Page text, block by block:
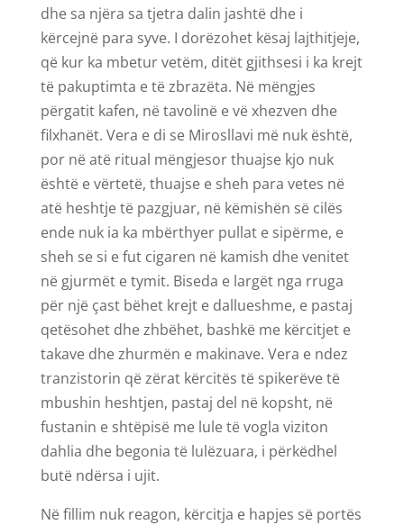
dhe sa njëra sa tjetra dalin jashtë dhe i
kërcejnë para syve. I dorëzohet kësaj lajthitjeje,
që kur ka mbetur vetëm, ditët gjithsesi i ka krejt
të pakuptimta e të zbrazëta. Në mëngjes
përgatit kafen, në tavolinë e vë xhezven dhe
filxhanët. Vera e di se Mirosllavi më nuk është,
por në atë ritual mëngjesor thuajse kjo nuk
është e vërtetë, thuajse e sheh para vetes në
atë heshtje të pazgjuar, në këmishën së cilës
ende nuk ia ka mbërthyer pullat e sipërme, e
sheh se si e fut cigaren në kamish dhe venitet
në gjurmët e tymit. Biseda e largët nga rruga
për një çast bëhet krejt e dallueshme, e pastaj
qetësohet dhe zhbëhet, bashkë me kërcitjet e
takave dhe zhurmën e makinave. Vera e ndez
tranzistorin që zërat kërcitës të spikerëve të
mbushin heshtjen, pastaj del në kopsht, në
fustanin e shtëpisë me lule të vogla viziton
dahlia dhe begonia të lulëzuara, i përkëdhel
butë ndërsa i ujit.
Në fillim nuk reagon, kërcitja e hapjes së portës